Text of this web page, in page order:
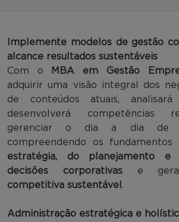
Implemente modelos de gestão
alcance resultados sustentáveis
Com o
MBA em Gestão
adquirir uma visão integral dos
de conteúdos atuais,
desenvolverá competências
gerenciar o dia a dia de
compreendendo os fundamentos
estratégia, do planejamento
decisões corporativas e
competitiva sustentável .
Administração estratégica e